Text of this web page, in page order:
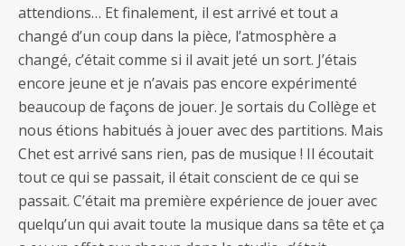
attendions… Et finalement, il est arrivé et tout a
changé d’un coup dans la pièce, l’atmosphère a
changé, c’était comme si il avait jeté un sort. J’étais
encore jeune et je n’avais pas encore expérimenté
beaucoup de façons de jouer. Je sortais du Collège et
nous étions habitués à jouer avec des partitions. Mais
Chet est arrivé sans rien, pas de musique ! Il écoutait
tout ce qui se passait, il était conscient de ce qui se
passait. C’était ma première expérience de jouer avec
quelqu’un qui avait toute la musique dans sa tête et ça